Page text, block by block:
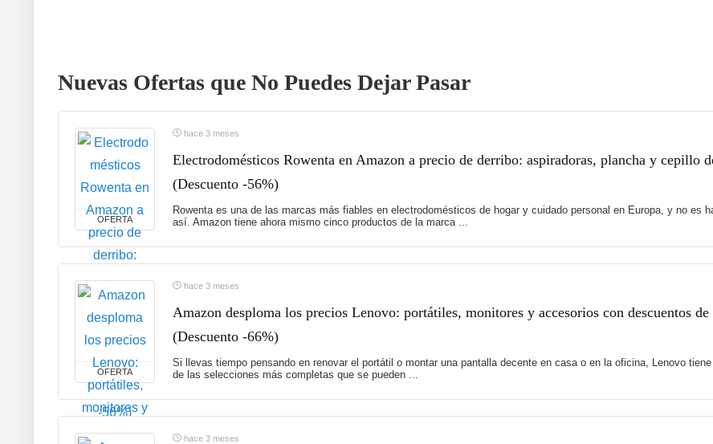
Nuevas Ofertas que No Puedes Dejar Pasar
OFERTA
hace 3 meses
Electrodomésticos Rowenta en Amazon a precio de derribo: aspiradoras, plancha y cepillo
(Descuento -56%)
Rowenta es una de las marcas más fiables en electrodomésticos de hogar y cuidado personal en Europa, y no es
así. Amazon tiene ahora mismo cinco productos de la marca ...
OFERTA
hace 3 meses
Amazon desploma los precios Lenovo: portátiles, monitores y accesorios con descuentos de
(Descuento -66%)
Si llevas tiempo pensando en renovar el portátil o montar una pantalla decente en casa o en la oficina, Lenovo
de las selecciones más completas que se pueden ...
hace 3 meses